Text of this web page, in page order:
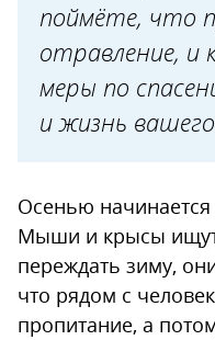
поймёте, что
отравление, и
меры по
и жизнь
Осенью
Мыши и крысы
переждать зиму,
что рядом с
пропитание, а